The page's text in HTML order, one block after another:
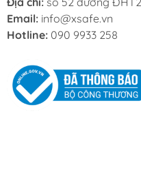
Email: info@xsafe.vn
Hotline: 090 9933 258